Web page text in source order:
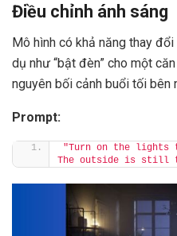
Điều chỉnh ánh sáng
Mô hình có khả năng thay
dụ như “bật đèn” cho một
nguyên bối cảnh buổi tối bên
Prompt:
"Turn on the lights
The outside is still